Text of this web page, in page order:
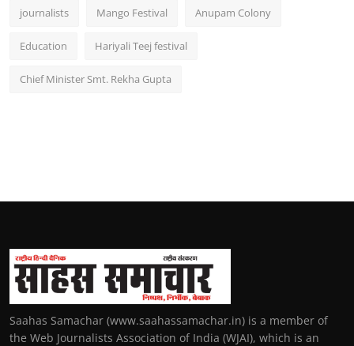
journalists Mango Festival Anupam Colony
Education Hariyali Teej festival
Chief Minister Smt. Rekha Gupta
Saahas Samachar (www.saahassamachar.in) is a member of
the Web Journalists Association of India (WJAI), which is an